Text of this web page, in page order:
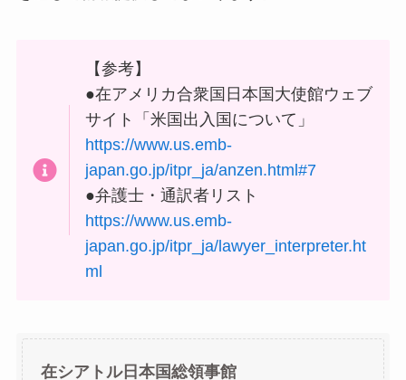
【参考】
●在アメリカ合衆国日本国大使館ウェブ
サイト「米国出入国について」
https://www.us.emb-
japan.go.jp/itpr_ja/anzen.html#7
●弁護士・通訳者リスト
https://www.us.emb-
japan.go.jp/itpr_ja/lawyer_interpreter.ht
ml
在シアトル日本国総領事館